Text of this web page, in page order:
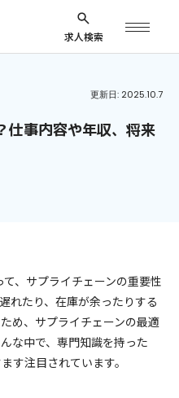
求人検索
更新日: 2025.10.7
仕事内容や年収、将来
、サプライチェーンの重要性
れたり、在庫が余ったりする
め、サプライチェーンの最適
な中で、専門知識を持った
す注目されています。